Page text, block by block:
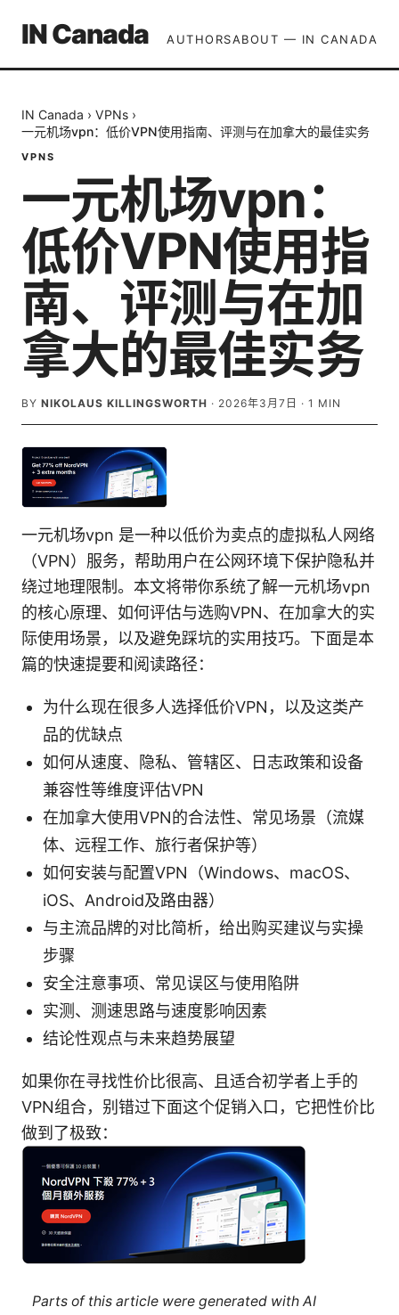
IN Canada AUTHORSABOUT — IN CANADA
IN Canada › VPNs ›
一元机场vpn：低价VPN使用指南、评测与在加拿大的最佳实务
VPNS
一元机场vpn：
低价VPN使用指
南、评测与在加
拿大的最佳实务
BY NIKOLAUS KILLINGSWORTH · 2026年3月7日 · 1 MIN
一元机场vpn 是一种以低价为卖点的虚拟私人网络
（VPN）服务，帮助用户在公网环境下保护隐私并
绕过地理限制。本文将带你系统了解一元机场vpn
的核心原理、如何评估与选购VPN、在加拿大的实
际使用场景，以及避免踩坑的实用技巧。下面是本
篇的快速提要和阅读路径：
为什么现在很多人选择低价VPN，以及这类产
品的优缺点
如何从速度、隐私、管辖区、日志政策和设备
兼容性等维度评估VPN
在加拿大使用VPN的合法性、常见场景（流媒
体、远程工作、旅行者保护等）
如何安装与配置VPN（Windows、macOS、
iOS、Android及路由器）
与主流品牌的对比简析，给出购买建议与实操
步骤
安全注意事项、常见误区与使用陷阱
实测、测速思路与速度影响因素
结论性观点与未来趋势展望
如果你在寻找性价比很高、且适合初学者上手的
VPN组合，别错过下面这个促销入口，它把性价比
做到了极致：
Parts of this article were generated with AI